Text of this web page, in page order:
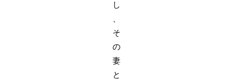
し
そ
の
妻
と